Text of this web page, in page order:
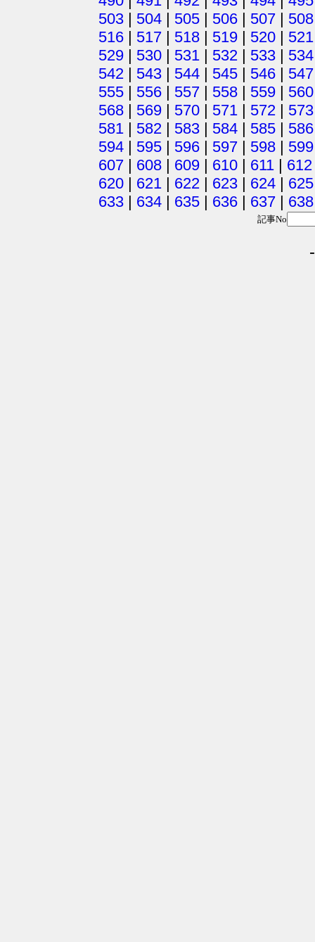
503 | 504 | 505 | 506 | 507 | 508
516 | 517 | 518 | 519 | 520 | 521
529 | 530 | 531 | 532 | 533 | 534
542 | 543 | 544 | 545 | 546 | 547
555 | 556 | 557 | 558 | 559 | 560
568 | 569 | 570 | 571 | 572 | 573
581 | 582 | 583 | 584 | 585 | 586
594 | 595 | 596 | 597 | 598 | 599
607 | 608 | 609 | 610 | 611 | 612
620 | 621 | 622 | 623 | 624 | 625
633 | 634 | 635 | 636 | 637 | 638
記事No